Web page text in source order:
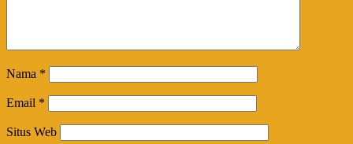
Nama *
Email *
Situs Web